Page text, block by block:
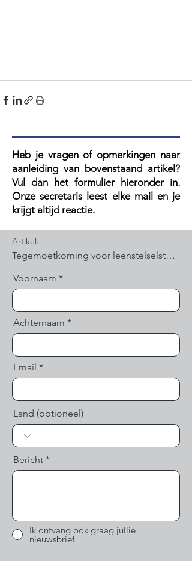
Heb je vragen of opmerkingen naar
aanleiding van bovenstaand artikel?
Vul dan het formulier hieronder in.
Onze secretaris leest elke mail en je
krijgt altijd reactie.
Artikel:
Voornaam
Achternaam
Email
Bericht
Land (optioneel)
Ik ontvang ook graag jullie
nieuwsbrief